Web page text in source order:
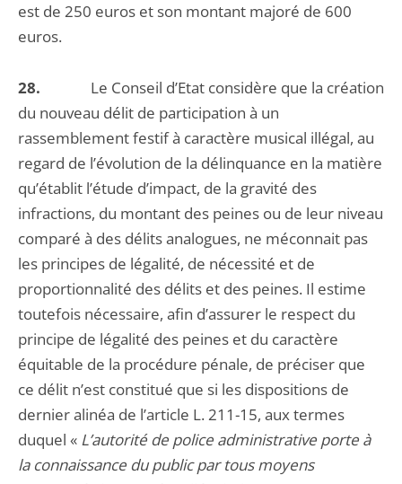
est de 250 euros et son montant majoré de 600
euros.
28. Le Conseil d’Etat considère que la création
du nouveau délit de participation à un
rassemblement festif à caractère musical illégal, au
regard de l’évolution de la délinquance en la matière
qu’établit l’étude d’impact, de la gravité des
infractions, du montant des peines ou de leur niveau
comparé à des délits analogues, ne méconnait pas
les principes de légalité, de nécessité et de
proportionnalité des délits et des peines. Il estime
toutefois nécessaire, afin d’assurer le respect du
principe de légalité des peines et du caractère
équitable de la procédure pénale, de préciser que
ce délit n’est constitué que si les dispositions de
dernier alinéa de l’article L. 211-15, aux termes
duquel « L’autorité de police administrative porte à
la connaissance du public par tous moyens